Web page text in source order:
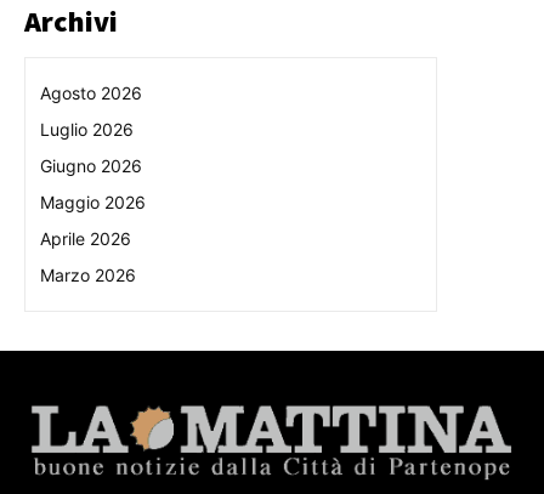
Archivi
Agosto 2026
Luglio 2026
Giugno 2026
Maggio 2026
Aprile 2026
Marzo 2026